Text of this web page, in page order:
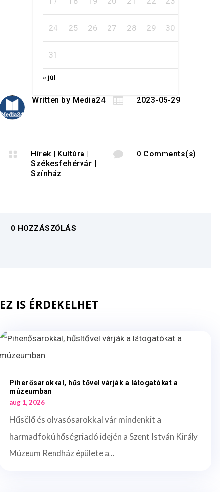
24 25 26 27 28 29 30
31
« júl
Written by Media24  2023-05-29
 Hírek| Kultúra
Székesfehérvár
Színház
 0 Comments(s)
0 HOZZÁSZÓLÁS
EZ IS ÉRDEKELHET
Pihenősarokkal, hűsítővel várják a látogatókat a
múzeumban
aug 1, 2026
Hűsölő és olvasósarokkal vár mindenkit a
harmadfokú hőségriadó idején a Szent István Király
Múzeum Rendház épülete a...